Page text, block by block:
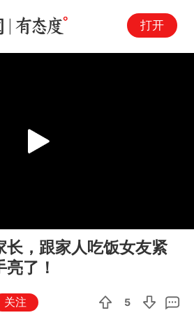
打开
Play
长，跟家人吃饭女友紧
了！
关注 5